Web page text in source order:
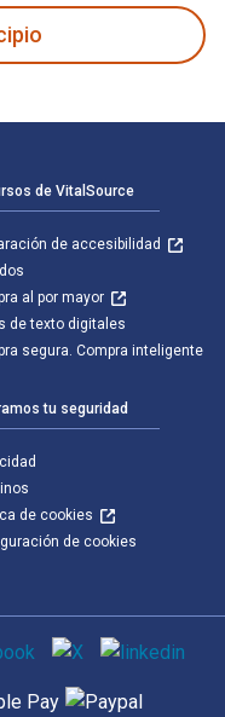
de VitalSource
de accesibilidad
al por mayor
de texto digitales
segura. Compra inteligente
tu seguridad
de cookies
de cookies